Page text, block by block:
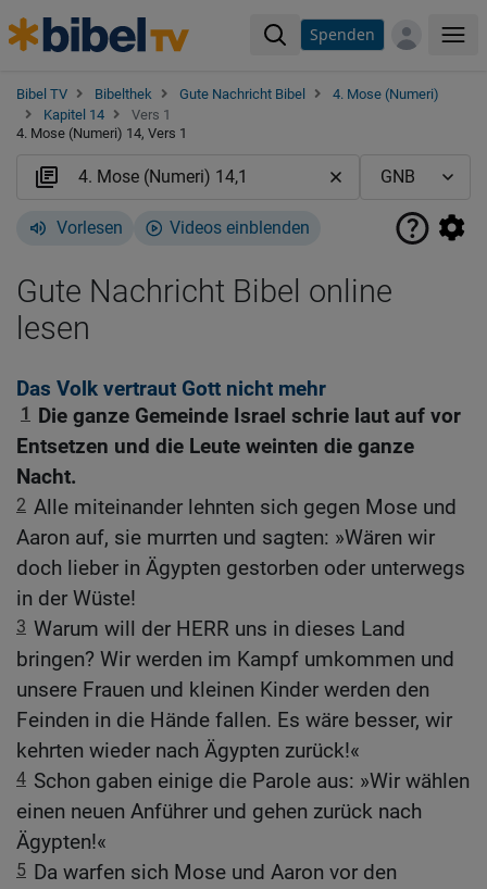
Spenden
Bibel TV Bibelthek Gute Nachricht Bibel
4. Mose (Numeri)
Kapitel 14
Vers 1
4. Mose (Numeri) 14, Vers 1
Vorlesen Videos einblenden
Gute Nachricht Bibel online
lesen
Das Volk vertraut Gott nicht mehr
1
Die ganze Gemeinde Israel schrie laut auf vor
Entsetzen und die Leute weinten die ganze
Nacht.
2 Alle miteinander lehnten sich gegen Mose und
Aaron auf, sie murrten und sagten: »Wären wir
doch lieber in Ägypten gestorben oder unterwegs
in der Wüste!
3 Warum will der HERR uns in dieses Land
bringen? Wir werden im Kampf umkommen und
unsere Frauen und kleinen Kinder werden den
Feinden in die Hände fallen. Es wäre besser, wir
kehrten wieder nach Ägypten zurück!«
4 Schon gaben einige die Parole aus: »Wir wählen
einen neuen Anführer und gehen zurück nach
Ägypten!«
5 Da warfen sich Mose und Aaron vor den